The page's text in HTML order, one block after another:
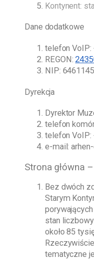
Kontynent:
Dane dodatkowe
telefon VoIP:
REGON:
NIP:
Dyrekcja
Dyrektor
telefon
telefon VoIP:
e-mail:
Strona główna
Bez dwóch
Starym
stan
około 85
tematyczne